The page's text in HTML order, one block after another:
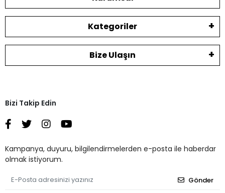
Kategoriler
Bize Ulaşın
Bizi Takip Edin
Kampanya, duyuru, bilgilendirmelerden e-posta ile haberdar
olmak istiyorum.
Gönder